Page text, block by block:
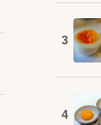
3
4